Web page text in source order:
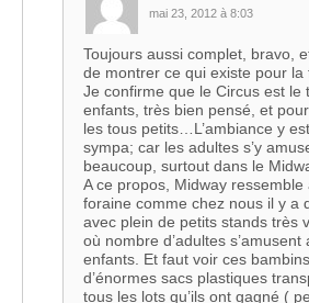
mai 23, 2012 à 8:03
Toujours aussi complet, bravo,
de montrer ce qui existe pour la
Je confirme que le Circus est le
enfants, très bien pensé, et
les tous petits…L’ambiance y
sympa; car les adultes s’y
beaucoup, surtout dans le
A ce propos, Midway ressemble
foraine comme chez nous il y a
avec plein de petits stands très
où nombre d’adultes
enfants. Et faut voir ces
d’énormes sacs plastiques
tous les lots qu’ils ont gagné (